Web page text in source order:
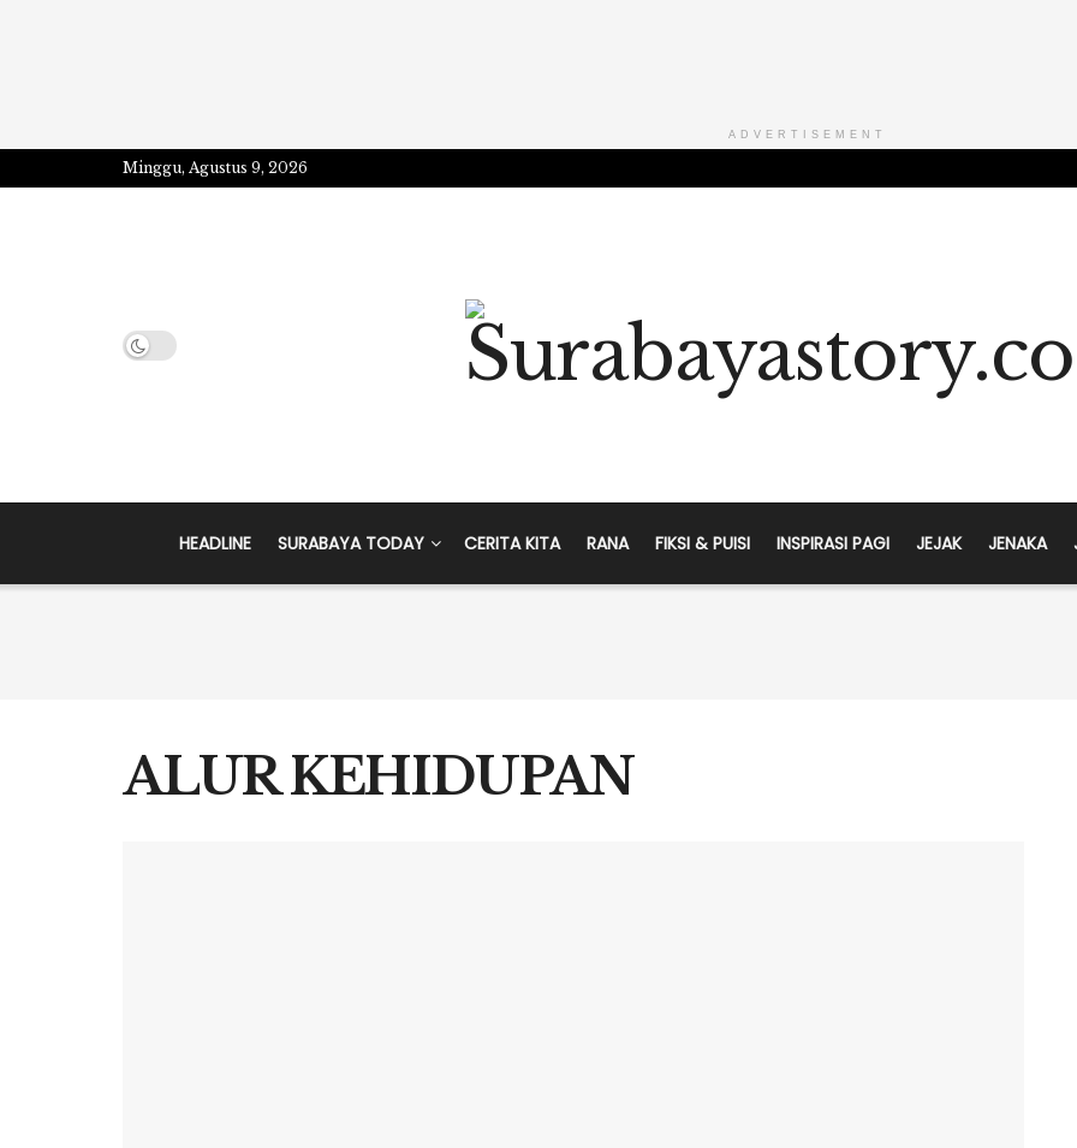
ADVERTISEMENT
Minggu, Agustus 9, 2026
HEADLINE SURABAYA TODAY CERITA KITA RANA FIKSI & PUISI INSPIRASI PAGI JEJAK JENAKA
ALUR KEHIDUPAN